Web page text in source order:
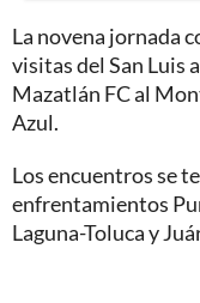
La novena jornada
visitas del San Luis
Mazatlán FC al
Azul.
Los encuentros se
enfrentamientos
Laguna-Toluca y